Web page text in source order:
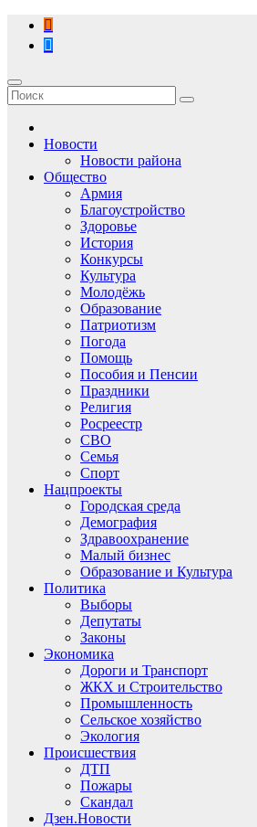
Перейти
содержимому
Новости
Новости района
Общество
Армия
Благоустройство
Здоровье
История
Конкурсы
Культура
Молодёжь
Образование
Патриотизм
Погода
Помощь
Пособия и Пенсии
Праздники
Религия
Росреестр
СВО
Семья
Спорт
Нацпроекты
Городская среда
Демография
Здравоохранение
Малый бизнес
Образование и Культура
Политика
Выборы
Депутаты
Законы
Экономика
Дороги и Транспорт
ЖКХ и Строительство
Промышленность
Сельское хозяйство
Экология
Происшествия
ДТП
Пожары
Скандал
Дзен.Новости